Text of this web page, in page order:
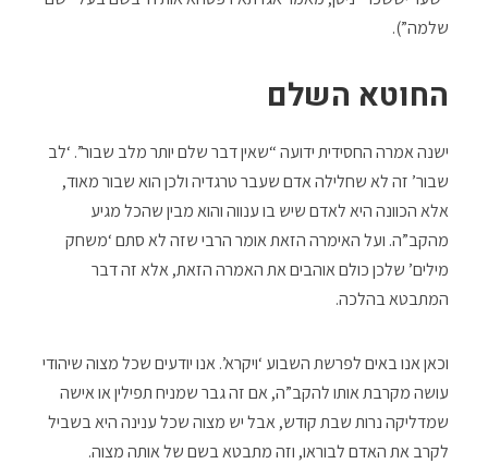
שלמה”).
החוטא השלם
ישנה אמרה החסידית ידועה “שאין דבר שלם יותר מלב שבור”. ‘לב
שבור’ זה לא שחלילה אדם שעבר טרגדיה ולכן הוא שבור מאוד,
אלא הכוונה היא לאדם שיש בו ענווה והוא מבין שהכל מגיע
מהקב”ה. ועל האימרה הזאת אומר הרבי שזה לא סתם ‘משחק
מילים’ שלכן כולם אוהבים את האמרה הזאת, אלא זה דבר
המתבטא בהלכה.
וכאן אנו באים לפרשת השבוע ‘ויקרא’. אנו יודעים שכל מצוה שיהודי
עושה מקרבת אותו להקב”ה, אם זה גבר שמניח תפילין או אישה
שמדליקה נרות שבת קודש, אבל יש מצוה שכל ענינה היא בשביל
לקרב את האדם לבוראו, וזה מתבטא בשם של אותה מצוה.